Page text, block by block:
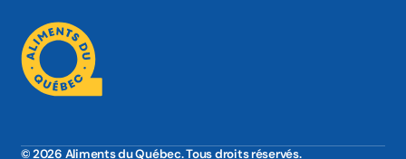
© 2026 Aliments du Québec. Tous droits réservés.